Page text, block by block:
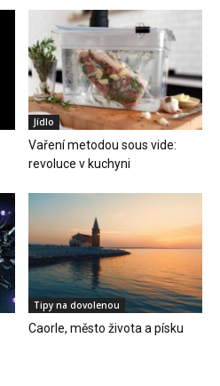
Jídlo
Vaření metodou sous vide:
revoluce v kuchyni
Tipy na dovolenou
Caorle, město života a písku